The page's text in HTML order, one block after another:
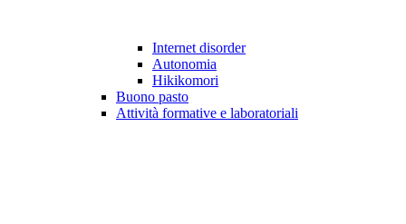
Internet disorder
Autonomia
Hikikomori
Buono pasto
Attività formative e laboratoriali